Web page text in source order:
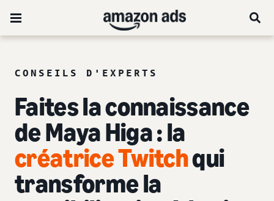
CONSEILS D'EXPERTS
Faites la connaissance
de Maya Higa : la
créatrice Twitchqui
transforme la